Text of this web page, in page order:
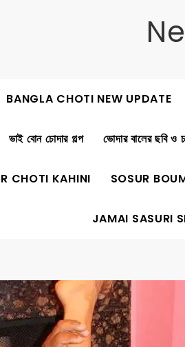
BANGLA CHOTI NEW UPDATE
ভাই বোন চোদার গল্প ভোদার বালের ছবি ও
CHOTI KAHINI SOSUR
JAMAI SASURI